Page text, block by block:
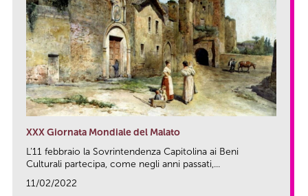
XXX Giornata Mondiale del Malato
L’11 febbraio la Sovrintendenza Capitolina ai Beni
Culturali partecipa, come negli anni passati,...
11/02/2022